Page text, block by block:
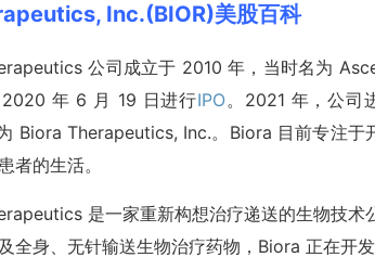
Inc.(BIOR)美股百科
公司成立于 2010 年，当时名为
年 6 月 19 日进行IPO。2021 年，公司
Biora Therapeutics, Inc.。Biora 目前专注于
者的生活。
是一家重新构想治疗递送的生物技
全身、无针输送生物治疗药物，Biora 正在开发